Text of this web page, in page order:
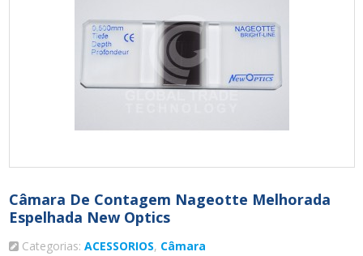
Câmara De Contagem Nageotte Melhorada
Espelhada New Optics
Categorias: ACESSORIOS, Câmara